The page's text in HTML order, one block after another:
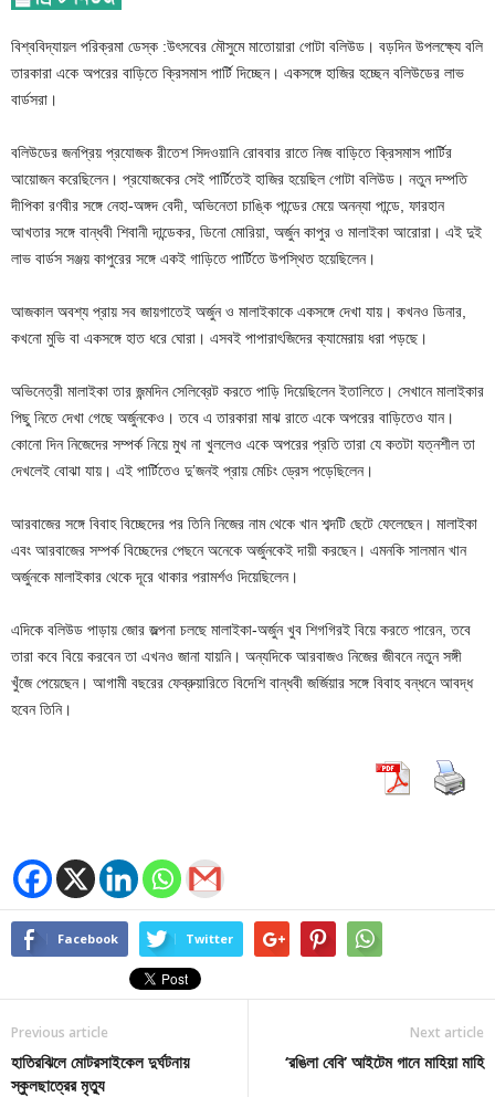
বিশ্ববিদ্যায়ল পরিক্রমা ডেস্ক :উৎসবের মৌসুমে মাতোয়ারা গোটা বলিউড। বড়দিন উপলক্ষ্যে বলি
তারকারা একে অপরের বাড়িতে ক্রিসমাস পার্টি দিচ্ছেন। একসঙ্গে হাজির হচ্ছেন বলিউডের লাভ
বার্ডসরা।
বলিউডের জনপ্রিয় প্রযোজক রীতেশ সিদওয়ানি রোববার রাতে নিজ বাড়িতে ক্রিসমাস পার্টির
আয়োজন করেছিলেন। প্রযোজকের সেই পার্টিতেই হাজির হয়েছিল গোটা বলিউড। নতুন দম্পতি
দীপিকা রণবীর সঙ্গে নেহা-অঙ্গদ বেদী, অভিনেতা চাঙ্কি পান্ডের মেয়ে অনন্যা পান্ডে, ফারহান
আখতার সঙ্গে বান্ধবী শিবানী দান্ডেকর, ডিনো মোরিয়া, অর্জুন কাপুর ও মালাইকা আরোরা। এই দুই
লাভ বার্ডস সঞ্জয় কাপুরের সঙ্গে একই গাড়িতে পার্টিতে উপস্থিত হয়েছিলেন।
আজকাল অবশ্য প্রায় সব জায়গাতেই অর্জুন ও মালাইকাকে একসঙ্গে দেখা যায়। কখনও ডিনার,
কখনো মুভি বা একসঙ্গে হাত ধরে ঘোরা। এসবই পাপারাৎজিদের ক্যামেরায় ধরা পড়ছে।
অভিনেত্রী মালাইকা তার জন্মদিন সেলিব্রেট করতে পাড়ি দিয়েছিলেন ইতালিতে। সেখানে মালাইকার
পিছু নিতে দেখা গেছে অর্জুনকেও। তবে এ তারকারা মাঝ রাতে একে অপরের বাড়িতেও যান।
কোনো দিন নিজেদের সম্পর্ক নিয়ে মুখ না খুললেও একে অপরের প্রতি তারা যে কতটা যত্নশীল তা
দেখলেই বোঝা যায়। এই পার্টিতেও দু’জনই প্রায় মেচিং ড্রেস পড়েছিলেন।
আরবাজের সঙ্গে বিবাহ বিচ্ছেদের পর তিনি নিজের নাম থেকে খান শব্দটি ছেটে ফেলেছেন। মালাইকা
এবং আরবাজের সম্পর্ক বিচ্ছেদের পেছনে অনেকে অর্জুনকেই দায়ী করছেন। এমনকি সালমান খান
অর্জুনকে মালাইকার থেকে দূরে থাকার পরামর্শও দিয়েছিলেন।
এদিকে বলিউড পাড়ায় জোর জল্পনা চলছে মালাইকা-অর্জুন খুব শিগগিরই বিয়ে করতে পারেন, তবে
তারা কবে বিয়ে করবেন তা এখনও জানা যায়নি। অন্যদিকে আরবাজও নিজের জীবনে নতুন সঙ্গী
খুঁজে পেয়েছেন। আগামী বছরের ফেব্রুয়ারিতে বিদেশি বান্ধবী জর্জিয়ার সঙ্গে বিবাহ বন্ধনে আবদ্ধ
হবেন তিনি।
Facebook Twitter
Previous article
হাতিরঝিলে মোটরসাইকেল দুর্ঘটনায়
স্কুলছাত্রের মৃত্যু
Next article
‘রঙিলা বেবি’ আইটেম গানে মাহিয়া মাহি